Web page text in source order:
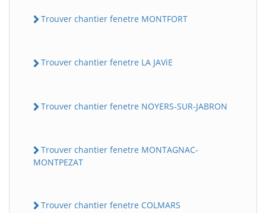
Trouver chantier fenetre MONTFORT
Trouver chantier fenetre LA JAViE
Trouver chantier fenetre NOYERS-SUR-JABRON
Trouver chantier fenetre MONTAGNAC-
MONTPEZAT
Trouver chantier fenetre COLMARS